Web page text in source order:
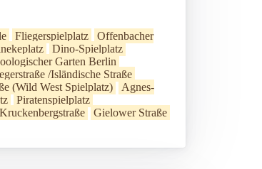
Fliegerspielplatz
Offenbacher
Dino-Spielplatz
Garten Berlin
/Isländische Straße
(Wild West Spielplatz)
Agnes-
Piratenspielplatz
Gielower Straße